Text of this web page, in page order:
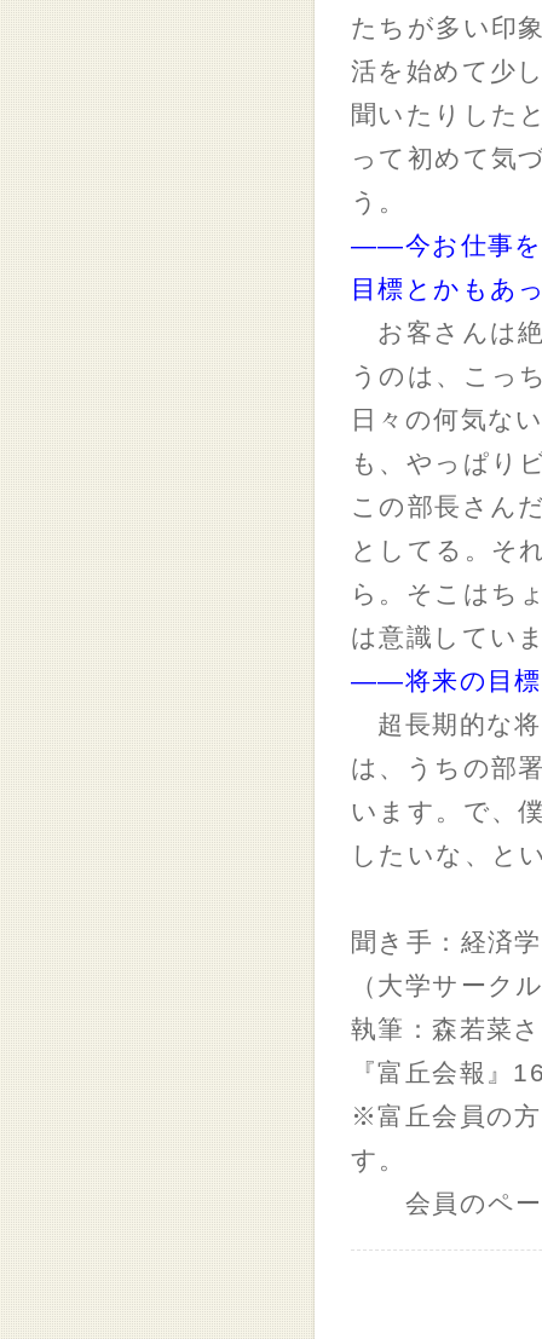
たちが多い印
活を始めて少
聞いたりした
って初めて気
う。
――今お仕事を
目標とかもあ
お客さんは
うのは、こっ
日々の何気な
も、やっぱり
この部長さん
としてる。そ
ら。そこはち
は意識してい
――将来の目標
超長期的な
は、うちの部
います。で、
したいな
聞き手：経済
（大学サーク
執筆：森若菜
『富丘会報』
※富丘会員の
す。
会員のペー